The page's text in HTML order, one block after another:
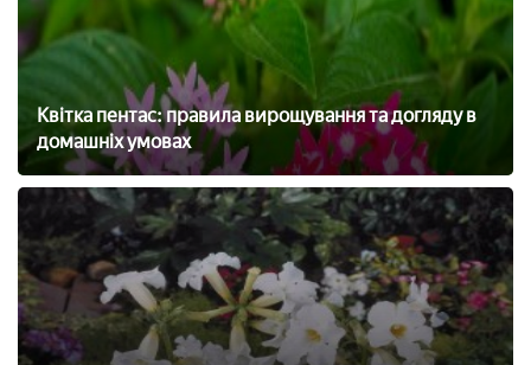
Квітка пентас: правила вирощування та догляду в
домашніх умовах